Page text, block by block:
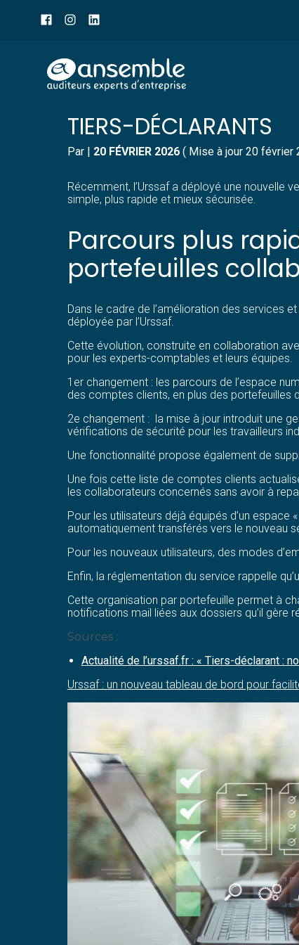
header
Aller
au
URSSAF : UN
TIERS-DÉCLARANTS
Par | 20 FÉVRIER 2026( Mise à jour 20 février
Récemment, l’Urssaf a déployé une nouvelle
simple, plus rapide et mieux sécurisée.
Parcours plus
portefeuilles
Dans le cadre de l’amélioration des services
déployée par l’Urssaf.
Cette évolution, construite en collaboration
pour les experts-comptables et leurs équipes.
1er changement : les parcours de l’espace
des comptes clients, en plus des portefeuilles
2e changement : la mise à jour introduit une
vérifications de sécurité pour les travailleurs
Une fonctionnalité propose également de
Une fois cette liste de comptes clients
les collaborateurs concernés sans avoir à
Pour les utilisateurs déjà équipés d’un
automatiquement transférés vers le nouveau
Pour les nouveaux utilisateurs, des modes
Enfin, la réglementation du service rappelle
Cette organisation par portefeuille permet à
notifications mail liées aux dossiers qu’il gère
Sources :
Actualité de l’urssaf.fr : « Tiers-déclarant :
Urssaf : un nouveau tableau de bord pour